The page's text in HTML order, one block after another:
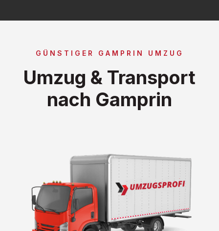
GÜNSTIGER GAMPRIN UMZUG
Umzug & Transport
nach Gamprin